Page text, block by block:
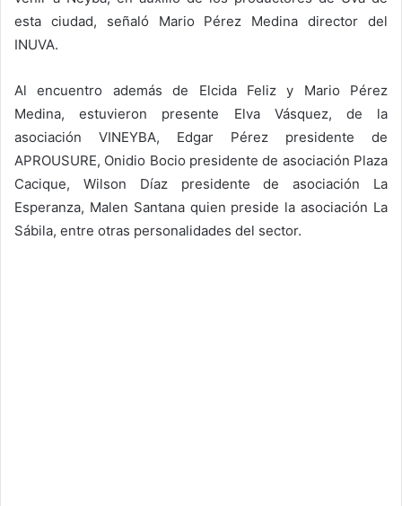
esta ciudad, señaló Mario Pérez Medina director del
INUVA.
Al encuentro además de Elcida Feliz y Mario Pérez
Medina, estuvieron presente Elva Vásquez, de la
asociación VINEYBA, Edgar Pérez presidente de
APROUSURE, Onidio Bocio presidente de asociación Plaza
Cacique, Wilson Díaz presidente de asociación La
Esperanza, Malen Santana quien preside la asociación La
Sábila, entre otras personalidades del sector.